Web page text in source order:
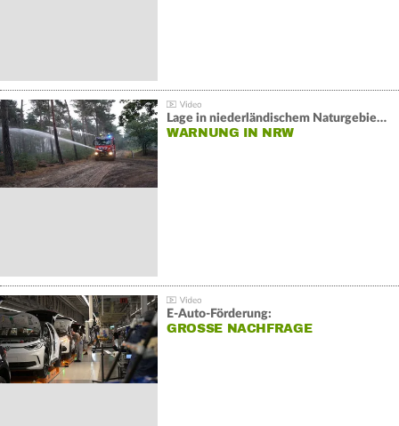
Lage in niederländischem Naturgebiet stabil
WARNUNG IN NRW
E-Auto-Förderung:
GROSSE NACHFRAGE